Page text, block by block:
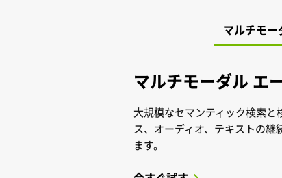
マルチモー
マルチモーダル エ
大規模なセマンティック検索
ス、オーディオ、テキストの
ます。